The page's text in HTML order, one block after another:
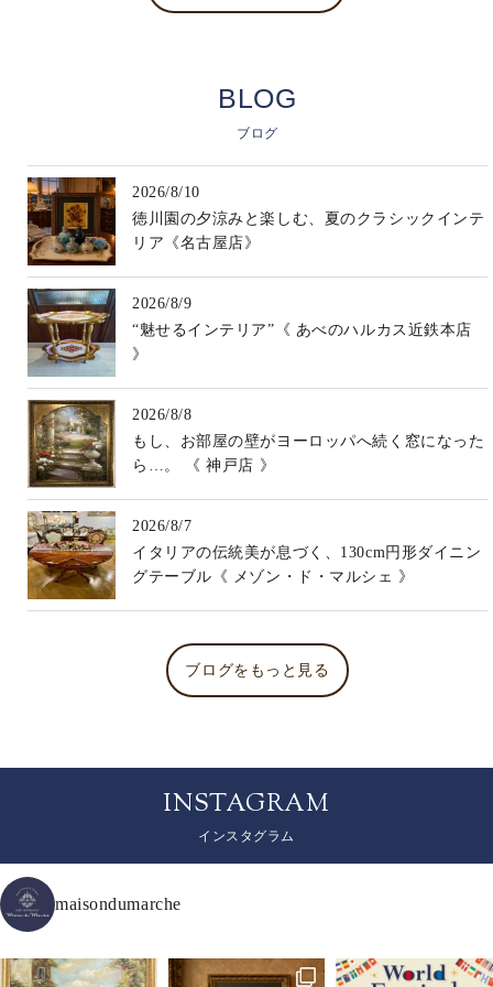
BLOG
ブログ
2026/8/10
徳川園の夕涼みと楽しむ、夏のクラシックインテ
リア《名古屋店》
2026/8/9
“魅せるインテリア”《 あべのハルカス近鉄本店
》
2026/8/8
もし、お部屋の壁がヨーロッパへ続く窓になった
ら…。 《 神戸店 》
2026/8/7
イタリアの伝統美が息づく、130cm円形ダイニン
グテーブル《 メゾン・ド・マルシェ 》
ブログをもっと見る
INSTAGRAM
インスタグラム
maisondumarche